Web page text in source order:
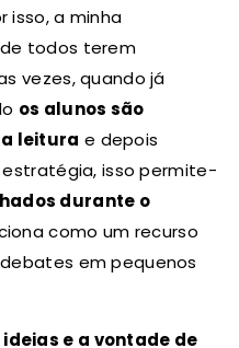
isso, a minha
todos terem
vezes, quando já
os alunos são
leitura e depois
isso permite-
durante o
como um recurso
em pequenos
e a vontade de